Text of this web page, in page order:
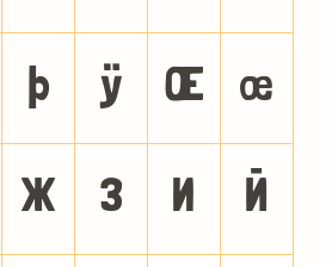
þ ÿ Œ œ
Ж З И Й